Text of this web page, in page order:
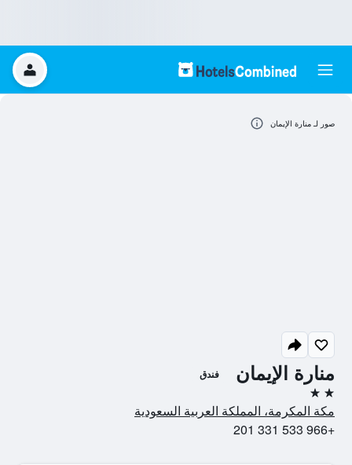
منارة الإيمان فندق
2 نجمتين
مكة المكرمة، المملكة العربية السعودية
+966 533 331 201
صور لـ منارة الإيمان